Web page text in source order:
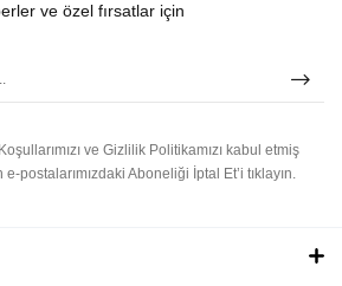
ve özel fırsatlar için
ve Gizlilik Politikamızı kabul etmiş
e-postalarımızdaki Aboneliği İptal Et’i tıklayın.